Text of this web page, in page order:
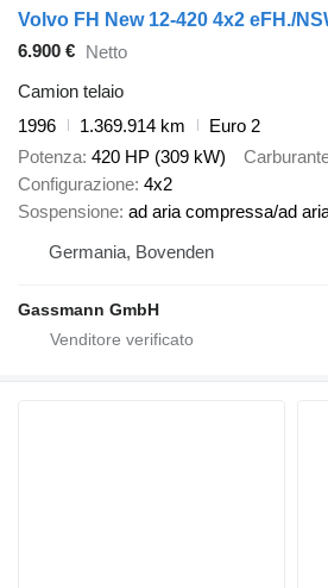
6.900 € Netto
Camion telaio
1996
1.369.914 km
Euro 2
Potenza 420 HP (309 kW)
Configurazione 4x2
Sospensione ad aria compressa/ad
Germania, Bovenden
Gassmann GmbH